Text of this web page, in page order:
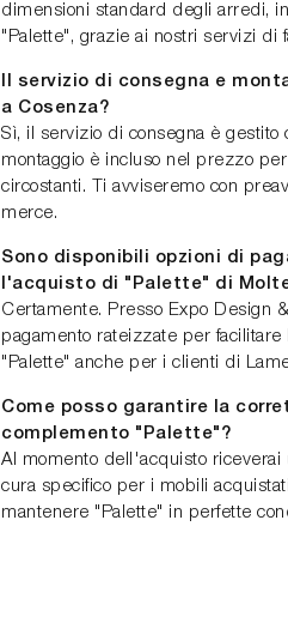
dimensioni standard degli arredi,
"Palette", grazie ai nostri servizi di
Il servizio di consegna e
a Cosenza?
Sì, il servizio di consegna è gestito
montaggio è incluso nel prezzo
circostanti. Ti avviseremo con
merce.
Sono disponibili opzioni di
l'acquisto di "Palette" di
Certamente. Presso Expo Design
pagamento rateizzate per
"Palette" anche per i clienti di
Come posso garantire la
complemento "Palette"?
Al momento dell'acquisto
cura specifico per i mobili
mantenere "Palette" in perfette